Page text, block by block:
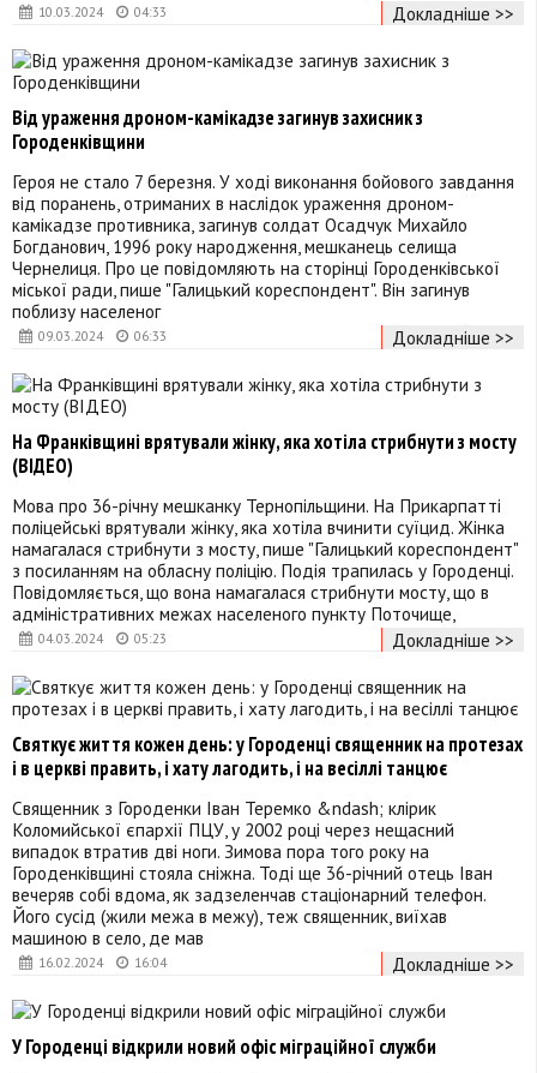
10.03.2024 04:33
Докладніше >>
09.03.2024 06:33
Від ураження дроном-камікадзе загинув захисник з
Городенківщини
Героя не стало 7 березня. У ході виконання бойового завдання
від поранень, отриманих в наслідок ураження дроном-
камікадзе противника, загинув солдат Осадчук Михайло
Богданович, 1996 року народження, мешканець селища
Чернелиця. Про це повідомляють на сторінці Городенківської
міської ради, пише "Галицький кореспондент". Він загинув
поблизу населеног
Докладніше >>
04.03.2024 05:23
На Франківщині врятували жінку, яка хотіла стрибнути з мосту
(ВІДЕО)
Мова про 36-річну мешканку Тернопільщини. На Прикарпатті
поліцейські врятували жінку, яка хотіла вчинити суїцид. Жінка
намагалася стрибнути з мосту, пише "Галицький кореспондент"
з посиланням на обласну поліцію. Подія трапилась у Городенці.
Повідомляється, що вона намагалася стрибнути мосту, що в
адміністративних межах населеного пункту Поточище,
Докладніше >>
16.02.2024 16:04
Святкує життя кожен день: у Городенці священник на протезах
і в церкві править, і хату лагодить, і на весіллі танцює
Священник з Городенки Іван Теремко &ndash; клірик
Коломийської єпархії ПЦУ, у 2002 році через нещасний
випадок втратив дві ноги. Зимова пора того року на
Городенківщині стояла сніжна. Тоді ще 36-річний отець Іван
вечеряв собі вдома, як задзеленчав стаціонарний телефон.
Його сусід (жили межа в межу), теж священник, виїхав
машиною в село, де мав
Докладніше >>
У Городенці відкрили новий офіс міграційної служби